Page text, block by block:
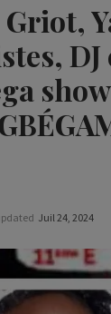
Juil 24, 2024